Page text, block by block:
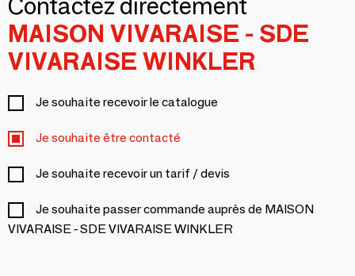
Contactez directement
MAISON VIVARAISE - SDE
VIVARAISE WINKLER
Je souhaite recevoir le catalogue
Je souhaite être contacté
Je souhaite recevoir un tarif / devis
Je souhaite passer commande auprès de MAISON
VIVARAISE - SDE VIVARAISE WINKLER